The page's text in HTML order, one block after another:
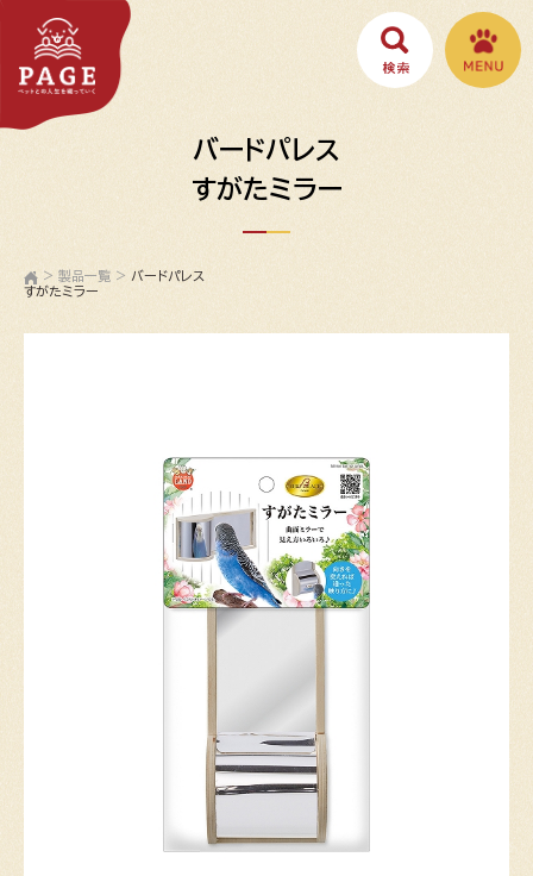
バードパレス
すがたミラー
> 製品一覧 > バードパレス
すがたミラー